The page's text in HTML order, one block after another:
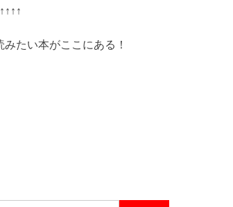
みたい本がここにある！